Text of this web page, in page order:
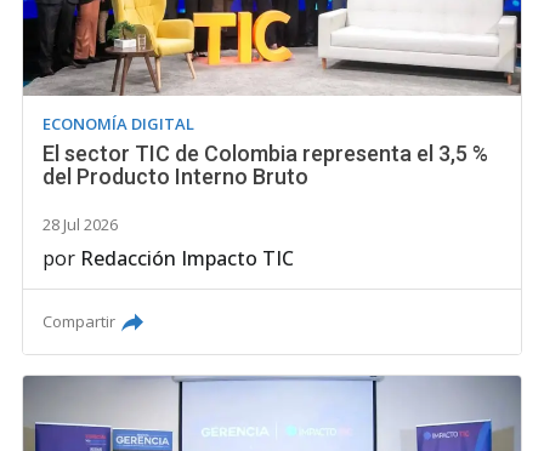
ECONOMÍA DIGITAL
El sector TIC de Colombia representa el 3,5 %
del Producto Interno Bruto
28 Jul 2026
por Redacción Impacto TIC
Compartir